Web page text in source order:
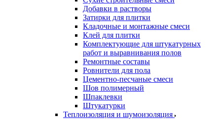
Добавки в растворы
Затирки для плитки
Кладочные и монтажные смеси
Клей для плитки
Комплектующие для штукатурных
работ и выравнивания полов
Ремонтные составы
Ровнители для пола
Цементно-песчаные смеси
Шов полимерный
Шпаклевки
Штукатурки
Теплоизоляция и шумоизоляция